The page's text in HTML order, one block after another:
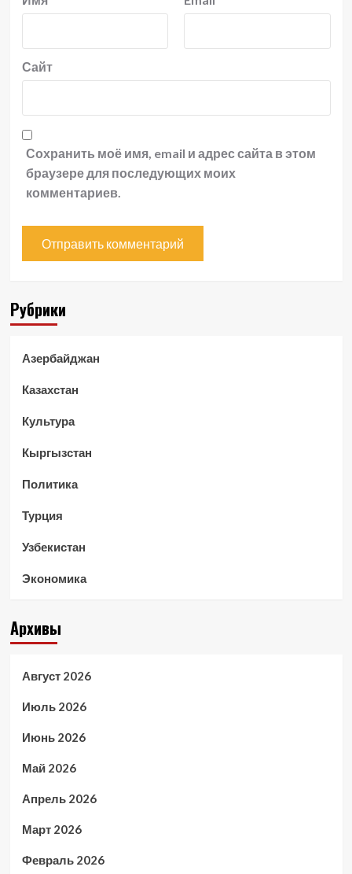
Сайт
Сохранить моё имя, email и адрес сайта в этом
браузере для последующих моих
комментариев.
Рубрики
Азербайджан
Казахстан
Культура
Кыргызстан
Политика
Турция
Узбекистан
Экономика
Архивы
Август 2026
Июль 2026
Июнь 2026
Май 2026
Апрель 2026
Март 2026
Февраль 2026